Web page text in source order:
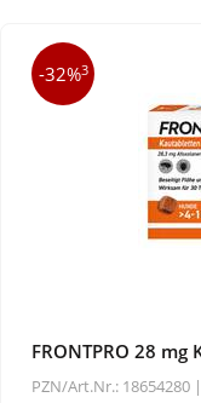
-32%3
FRONTPRO 28
PZN/Art.Nr.: 18654280 |